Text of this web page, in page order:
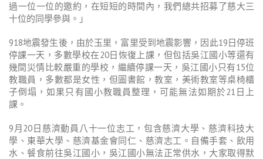
過一位一位的邀約，在短短的時間內，我們總共招募了慈大三
十位的同學參與。」
918地震發生後，由於玉里，富里受到地震影響，因此19日停班
停課一天，多數學校在20日恢復上課，但包括吳江國小等還有
幾間災情比較嚴重的學校，繼續停課一天，吳江國小只有15位
教職員，多數都是女性，但圖書館，教室，美術教室等桌椅櫃
子倒塌，如果只有國小教職員整理，可能無法如期於21日上
課。
9月20日慈濟動員八十一位志工，包含慈濟大學、慈濟科技大
學、東華大學、慈濟基金會同仁、慈濟志工。自備手套、飲用
水、餐食前往吳江國小，吳江國小無法正常供水，大家取得默